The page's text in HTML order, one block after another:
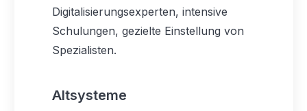
Digitalisierungsexperten, intensive
Schulungen, gezielte Einstellung von
Spezialisten.
Altsysteme